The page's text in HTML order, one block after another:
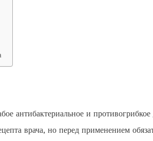
антибактериальное и противогрибкое
врача, но перед применением